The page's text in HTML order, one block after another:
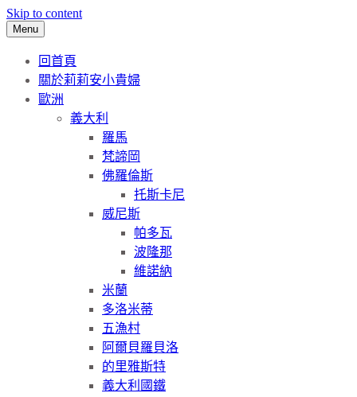
Skip to content
Menu
回首頁
關於莉莉安小貴婦
歐洲
義大利
羅馬
梵諦岡
佛羅倫斯
托斯卡尼
威尼斯
帕多瓦
波隆那
維諾納
米蘭
多洛米蒂
五漁村
阿爾貝羅貝洛
的里雅斯特
義大利國鐵